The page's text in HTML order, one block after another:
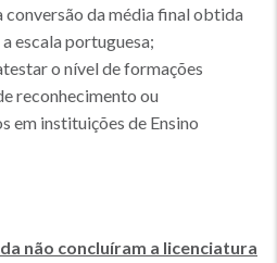
da média final obtida
escala portuguesa;
o nível de formações
reconhecimento ou
em instituições de Ensino
não concluíram a licenciatura